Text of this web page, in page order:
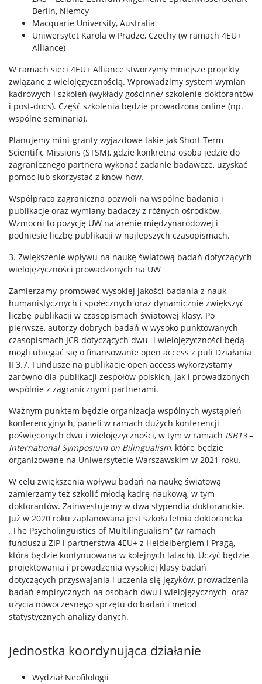
Berlin, Niemcy
Macquarie University, Australia
Uniwersytet Karola w Pradze, Czechy (w ramach 4EU+
Alliance)
W ramach sieci 4EU+ Alliance stworzymy mniejsze projekty
związane z wielojęzycznością. Wprowadzimy system wymian
kadrowych i szkoleń (wykłady gościnne/ szkolenie doktorantów
i post-docs). Część szkolenia będzie prowadzona online (np.
wspólne seminaria).
Planujemy mini-granty wyjazdowe takie jak Short Term
Scientific Missions (STSM), gdzie konkretna osoba jedzie do
zagranicznego partnera wykonać zadanie badawcze, uzyskać
pomoc lub skorzystać z know-how.
Współpraca zagraniczna pozwoli na wspólne badania i
publikacje oraz wymiany badaczy z różnych ośrodków.
Wzmocni to pozycję UW na arenie międzynarodowej i
podniesie liczbę publikacji w najlepszych czasopismach.
3. Zwiększenie wpływu na naukę światową badań dotyczących
wielojęzyczności prowadzonych na UW
Zamierzamy promować wysokiej jakości badania z nauk
humanistycznych i społecznych oraz dynamicznie zwiększyć
liczbę publikacji w czasopismach światowej klasy. Po
pierwsze, autorzy dobrych badań w wysoko punktowanych
czasopismach JCR dotyczących dwu- i wielojęzyczności będą
mogli ubiegać się o finansowanie open access z puli Działania
II 3.7. Fundusze na publikacje open access wykorzystamy
zarówno dla publikacji zespołów polskich, jak i prowadzonych
wspólnie z zagranicznymi partnerami.
Ważnym punktem będzie organizacja wspólnych wystąpień
konferencyjnych, paneli w ramach dużych konferencji
poświęconych dwu i wielojęzyczności, w tym w ramach ISB13–
International Symposium on Bilingualism, które będzie
organizowane na Uniwersytecie Warszawskim w 2021 roku.
W celu zwiększenia wpływu badań na naukę światową
zamierzamy też szkolić młodą kadrę naukową, w tym
doktorantów. Zainwestujemy w dwa stypendia doktoranckie.
Już w 2020 roku zaplanowana jest szkoła letnia doktorancka
„The Psycholinguistics of Multilingualism” (w ramach
funduszu ZIP i partnerstwa 4EU+ z Heidelbergiem i Pragą,
która będzie kontynuowana w kolejnych latach). Uczyć będzie
projektowania i prowadzenia wysokiej klasy badań
dotyczących przyswajania i uczenia się języków, prowadzenia
badań empirycznych na osobach dwu i wielojęzycznych oraz
użycia nowoczesnego sprzętu do badań i metod
statystycznych analizy danych.
Jednostka koordynująca działanie
Wydział Neofilologii